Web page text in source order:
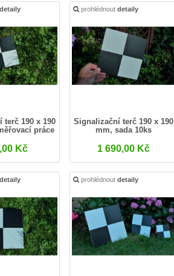
detaily
terč 190 x 190
práce
Kč
prohlédnout detaily
Signalizační terč 190 x 190
mm, sada 10ks
1 690,00 Kč
detaily prohlédnout detaily